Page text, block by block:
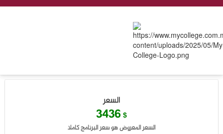
السعر
3436 $
السعر المعروض هو سعر البرنامج كاملا